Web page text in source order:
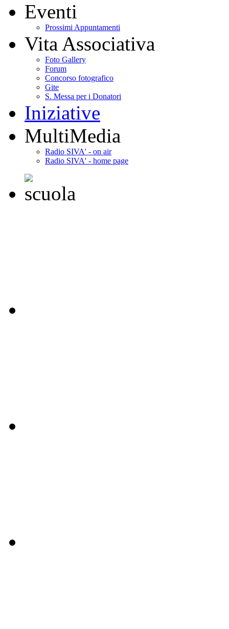
Eventi
Prossimi Appuntamenti
Vita Associativa
Foto Gallery
Forum
Concorso fotografico
Gite
S. Messa per i Donatori
Iniziative
MultiMedia
Radio SIVA' - on air
Radio SIVA' - home page